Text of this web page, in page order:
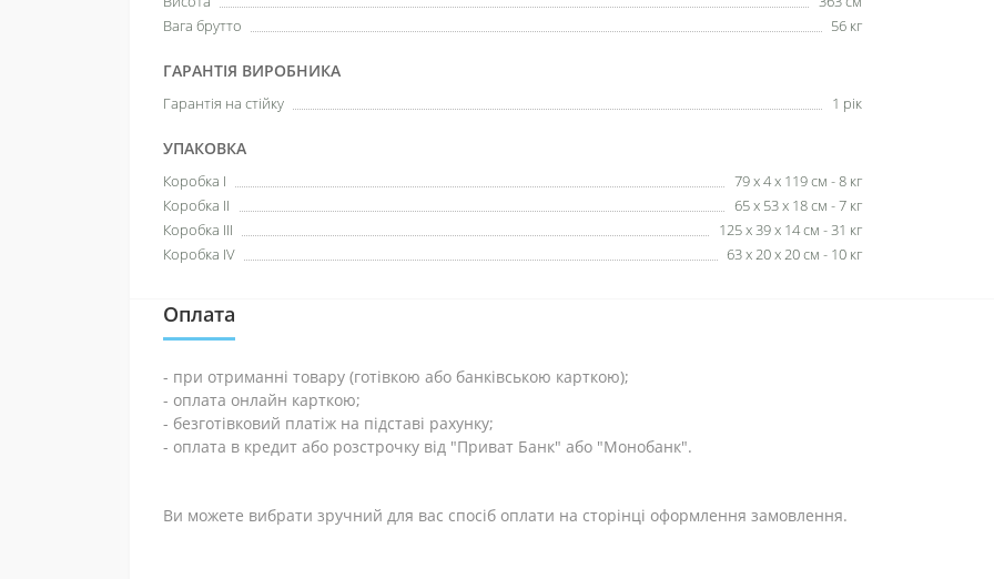
Вага брутто
56 кг
ГАРАНТІЯ ВИРОБНИКА
Гарантія на стійку 1 рік
УПАКОВКА
Коробка І
79 x 4 x 119 см - 8 кг
Коробка ІІ
65 x 53 x 18 см - 7 кг
Коробка III
125 x 39 x 14 см - 31 кг
Коробка IV
63 x 20 x 20 см - 10 кг
Оплата
- при отриманні товару (готівкою або банківською карткою);
- оплата онлайн карткою;
- безготівковий платіж на підставі рахунку;
- оплата в кредит або розстрочку від "Приват Банк" або "Монобанк".
Ви можете вибрати зручний для вас спосіб оплати на сторінці оформлення замовлення.
Благодійний фонд Сергія Притули
Міністерство цифрової трансформації України